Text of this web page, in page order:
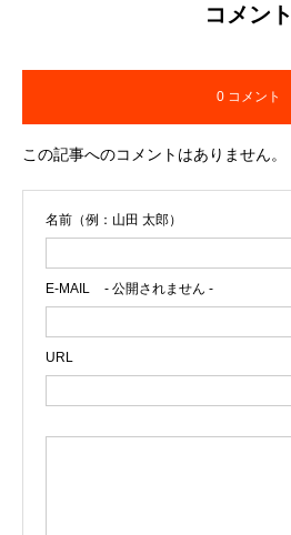
コメント
0 コメント
この記事へのコメントはありません。
名前（例：山田 太郎）
E-MAIL - 公開されません -
URL